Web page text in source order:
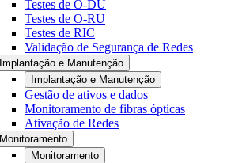
Testes de O-DU
Testes de O-RU
Testes de RIC
Validação de Segurança de Redes
Implantação e Manutenção
Implantação e Manutenção
Gestão de ativos e dados
Monitoramento de fibras ópticas
Ativação de Redes
Monitoramento
Monitoramento